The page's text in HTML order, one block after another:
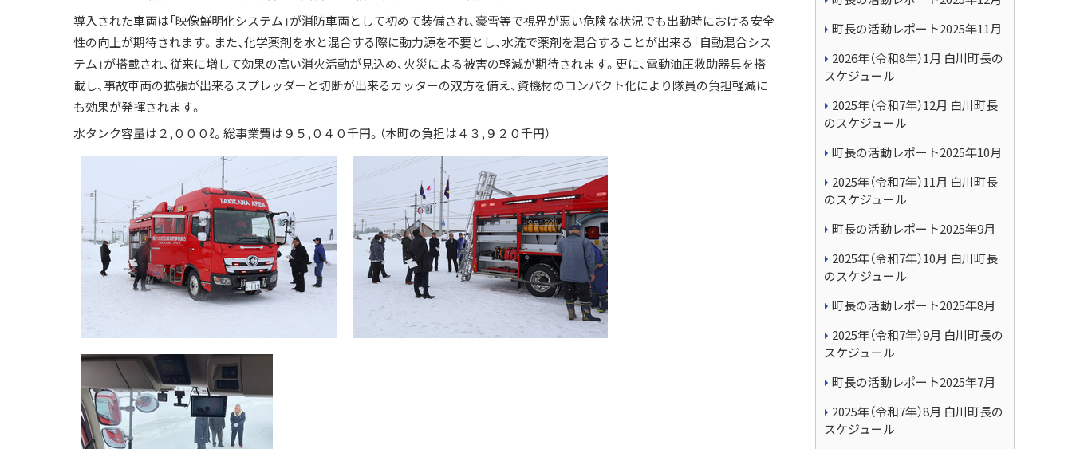
導入された車両は「映像鮮明化システム」が消防車両として初めて装備され、豪雪等で視界が悪い危険な状況でも出動時における安全
性の向上が期待されます。また、化学薬剤を水と混合する際に動力源を不要とし、水流で薬剤を混合することが出来る「自動混合シス
テム」が搭載され、従来に増して効果の高い消火活動が見込め、火災による被害の軽減が期待されます。更に、電動油圧救助器具を搭
載し、事故車両の拡張が出来るスプレッダーと切断が出来るカッターの双方を備え、資機材のコンパクト化により隊員の負担軽減に
も効果が発揮されます。
水タンク容量は２,０００ℓ。総事業費は９５,０４０千円。（本町の負担は４３,９２０千円）
町長の活動レポート2025年11月
2026年（令和8年）1月 白川町長の
スケジュール
2025年（令和7年）12月 白川町長
のスケジュール
町長の活動レポート2025年10月
2025年（令和7年）11月 白川町長
のスケジュール
町長の活動レポート2025年9月
2025年（令和7年）10月 白川町長
のスケジュール
町長の活動レポート2025年8月
2025年（令和7年）9月 白川町長の
スケジュール
町長の活動レポート2025年7月
2025年（令和7年）8月 白川町長の
スケジュール